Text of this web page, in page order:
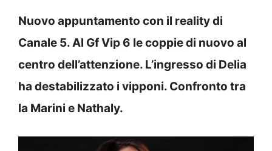
Nuovo appuntamento con il reality di
Canale 5. Al Gf Vip 6 le coppie di nuovo al
centro dell’attenzione. L’ingresso di Delia
ha destabilizzato i vipponi. Confronto tra
la Marini e Nathaly.